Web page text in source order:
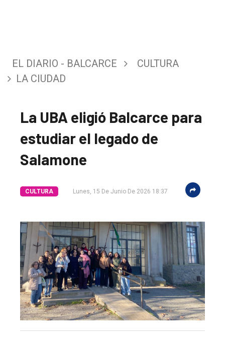
EL DIARIO - BALCARCE
CULTURA
LA CIUDAD
La UBA eligió Balcarce para
estudiar el legado de
Salamone
CULTURA Lunes, 15 De Junio De 2026 18:37